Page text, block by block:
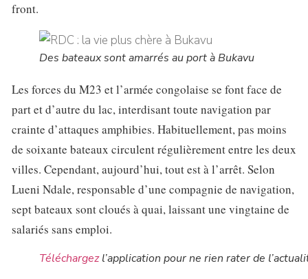
front.
Des bateaux sont amarrés au port à Bukavu
Les forces du M23 et l’armée congolaise se font face de
part et d’autre du lac, interdisant toute navigation par
crainte d’attaques amphibies. Habituellement, pas moins
de soixante bateaux circulent régulièrement entre les deux
villes. Cependant, aujourd’hui, tout est à l’arrêt. Selon
Lueni Ndale, responsable d’une compagnie de navigation,
sept bateaux sont cloués à quai, laissant une vingtaine de
salariés sans emploi.
Téléchargezl’application pour ne rien rater de